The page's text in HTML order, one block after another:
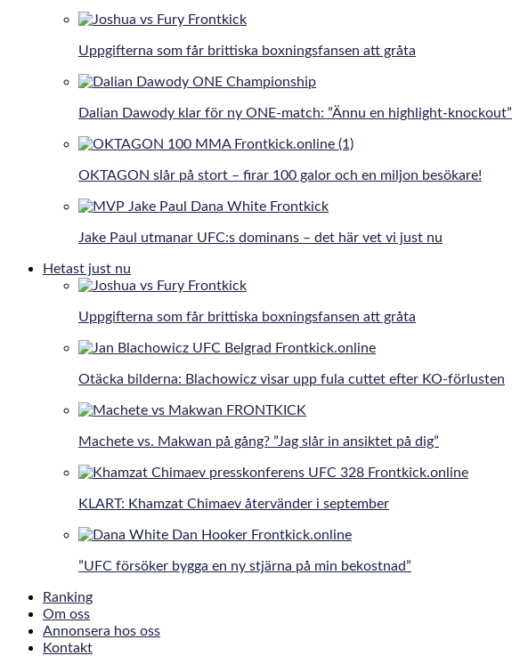
Uppgifterna som får brittiska boxningsfansen att gråta
Dalian Dawody klar för ny ONE-match: ”Ännu en highlight-knockout”
OKTAGON slår på stort – firar 100 galor och en miljon besökare!
Jake Paul utmanar UFC:s dominans – det här vet vi just nu
Hetast just nu
Uppgifterna som får brittiska boxningsfansen att gråta
Otäcka bilderna: Blachowicz visar upp fula cuttet efter KO-förlusten
Machete vs. Makwan på gång? ”Jag slår in ansiktet på dig”
KLART: Khamzat Chimaev återvänder i september
”UFC försöker bygga en ny stjärna på min bekostnad”
Ranking
Om oss
Annonsera hos oss
Kontakt